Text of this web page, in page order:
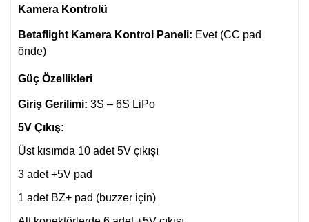
Kamera Kontrolü
Betaflight Kamera Kontrol Paneli: Evet (CC pad
önde)
Güç Özellikleri
Giriş Gerilimi: 3S – 6S LiPo
5V Çıkış:
Üst kısımda 10 adet 5V çıkışı
3 adet +5V pad
1 adet BZ+ pad (buzzer için)